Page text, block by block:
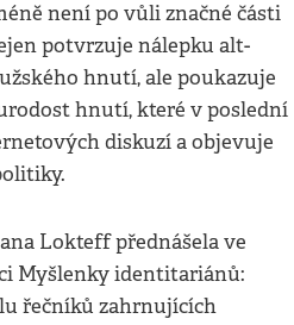
není po vůli značné části
potvrzuje nálepku alt-
hnutí, ale poukazuje
hnutí, které v poslední
diskuzí a objevuje
Lokteff přednášela ve
Myšlenky identitariánů:
řečníků zahrnujících